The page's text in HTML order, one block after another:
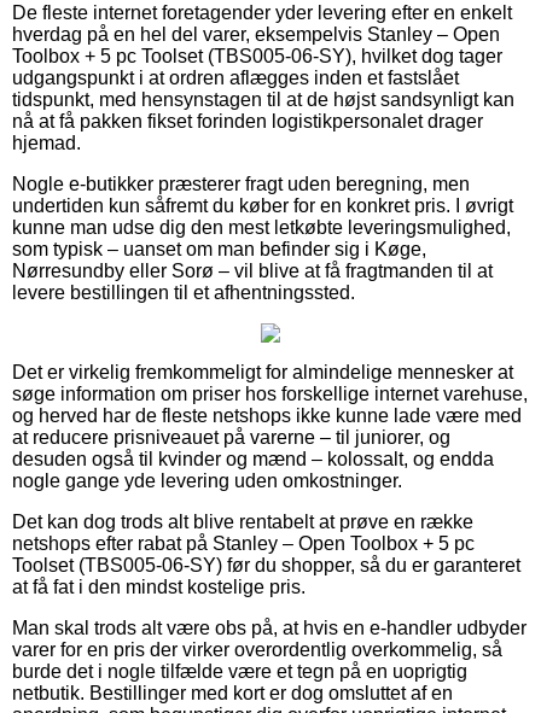
De fleste internet foretagender yder levering efter en enkelt
hverdag på en hel del varer, eksempelvis Stanley – Open
Toolbox + 5 pc Toolset (TBS005-06-SY), hvilket dog tager
udgangspunkt i at ordren aflægges inden et fastslået
tidspunkt, med hensynstagen til at de højst sandsynligt kan
nå at få pakken fikset forinden logistikpersonalet drager
hjemad.
Nogle e-butikker præsterer fragt uden beregning, men
undertiden kun såfremt du køber for en konkret pris. I øvrigt
kunne man udse dig den mest letkøbte leveringsmulighed,
som typisk – uanset om man befinder sig i Køge,
Nørresundby eller Sorø – vil blive at få fragtmanden til at
levere bestillingen til et afhentningssted.
Det er virkelig fremkommeligt for almindelige mennesker at
søge information om priser hos forskellige internet varehuse,
og herved har de fleste netshops ikke kunne lade være med
at reducere prisniveauet på varerne – til juniorer, og
desuden også til kvinder og mænd – kolossalt, og endda
nogle gange yde levering uden omkostninger.
Det kan dog trods alt blive rentabelt at prøve en række
netshops efter rabat på Stanley – Open Toolbox + 5 pc
Toolset (TBS005-06-SY) før du shopper, så du er garanteret
at få fat i den mindst kostelige pris.
Man skal trods alt være obs på, at hvis en e-handler udbyder
varer for en pris der virker overordentlig overkommelig, så
burde det i nogle tilfælde være et tegn på en uoprigtig
netbutik. Bestillinger med kort er dog omsluttet af en